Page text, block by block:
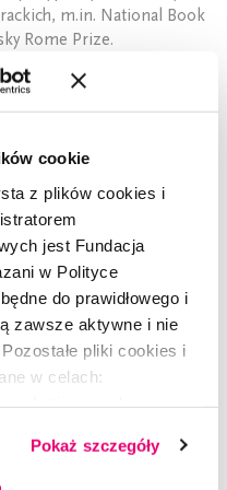
cookie
z plików cookies i
jest Fundacja
w Polityce
do prawidłowego i
zawsze aktywne i nie
pliki cookies i
w celach:
i technologie
informacji
Pokaż szczegóły
m.in. National Book
Rome Prize.
oryginału: